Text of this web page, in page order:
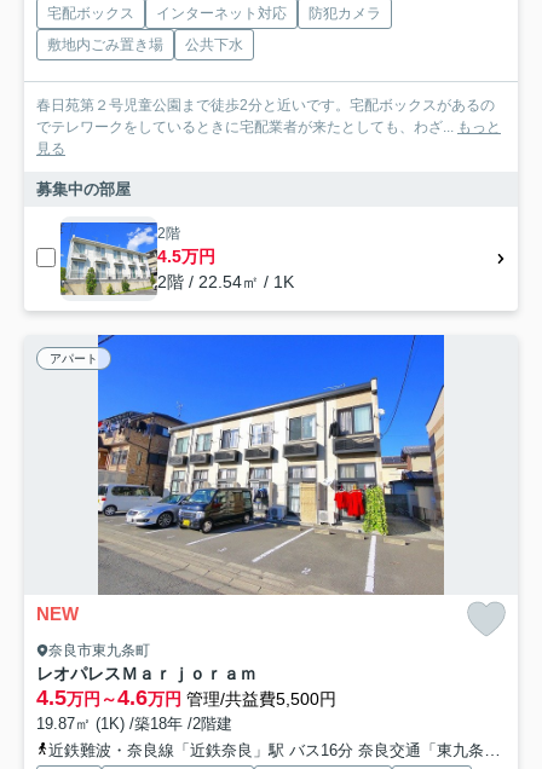
宅配ボックス インターネット対応
防犯カメラ
敷地内ごみ置き場
公共下水
春日苑第２号児童公園まで徒歩2分と近いです。宅配ボックスがあるの
でテレワークをしているときに宅配業者が来たとしても、わざ...
もっと
見る
募集中の部屋
2階
4.5万円
2階 / 22.54㎡ / 1K
アパート
NEW
奈良市東九条町
レオパレスＭａｒｊｏｒａｍ
4.5万円～4.6万円 管理/共益費5,500円
19.87㎡ (1K) /築18年 /2階建
近鉄難波・奈良線「近鉄奈良」駅 バス16分 奈良交通「東九条町東」 停歩2分